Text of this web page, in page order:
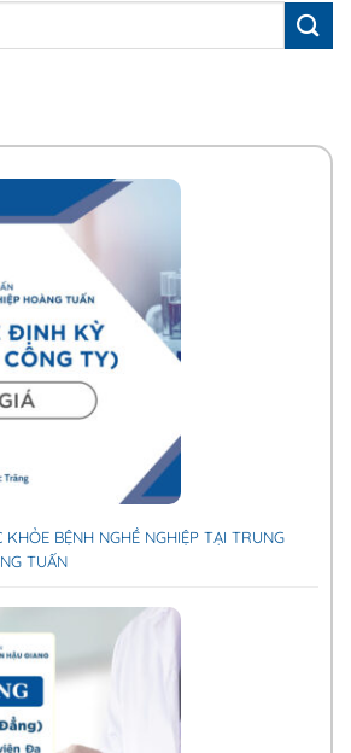
KHỎE BỆNH NGHỀ NGHIỆP TẠI TRUNG
TUẤN